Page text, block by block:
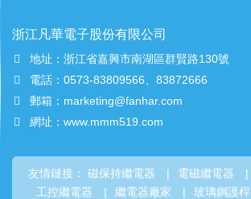
浙江凡華電子股份有限公司
地址：浙江省嘉興市南湖區群賢路130號
電話：0573-83809566、83872666
郵箱：marketing@fanhar.com
網址：www.mmm519.com
友情鏈接： 磁保持繼電器 | 電磁繼電器 |
工控繼電器
| 繼電器廠家 | 玻璃鋼護桿